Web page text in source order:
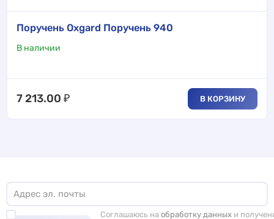
Поручень Oxgard Поручень 940
В наличии
7 213.00 ₽ В КОРЗИНУ
Соглашаюсь на обработку данных и